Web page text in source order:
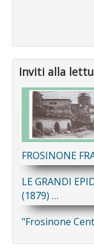
Inviti alla
FROSINONE
LE GRANDI
(1879) …
"Frosinone